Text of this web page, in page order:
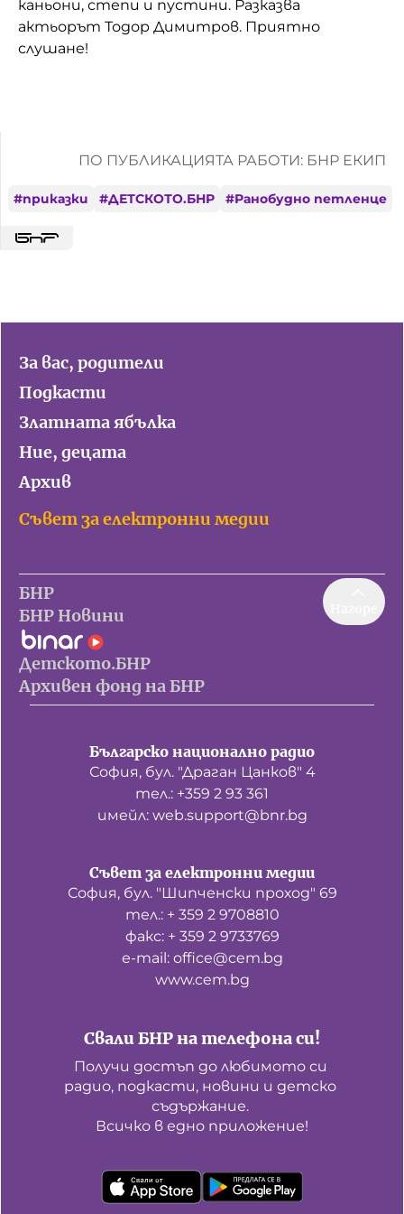
Домашен любимец
каньони, степи и пустини. Разказва
актьорът Тодор Димитров. Приятно
слушане!
ПО ПУБЛИКАЦИЯТА РАБОТИ: БНР ЕКИП
#приказки #ДЕТСКОТО.БНР #Ранобудно петленце
За вас, родители
Подкасти
Златната ябълка
Ние, децата
Архив
Съвет за електронни медии
БНР
БНР Новини
Детското.БНР
Архивен фонд на БНР
Българско национално радио
София, бул. "Драган Цанков" 4
тел.: +359 2 93 361
имейл: web.support@bnr.bg
Свали БНР на телефона си!
Получи достъп до любимото си
радио, подкасти, новини и детско
съдържание.
Всичко в едно приложение!
Съвет за електронни медии
София, бул. "Шипченски проход" 69
тел.: + 359 2 9708810
факс: + 359 2 9733769
е-mail: office@cem.bg
www.cem.bg